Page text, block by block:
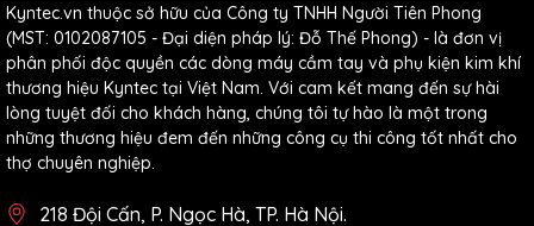
Kyntec.vn thuộc sở hữu của Công ty TNHH Người Tiên Phong
(MST: 0102087105 - Đại diện pháp lý: Đỗ Thế Phong) - là đơn vị
phân phối độc quyền các dòng máy cầm tay và phụ kiện kim khí
thương hiệu Kyntec tại Việt Nam. Với cam kết mang đến sự hài
lòng tuyệt đối cho khách hàng, chúng tôi tự hào là một trong
những thương hiệu đem đến những công cụ thi công tốt nhất cho
thợ chuyên nghiệp.
218 Đội Cấn, P. Ngọc Hà, TP. Hà Nội.